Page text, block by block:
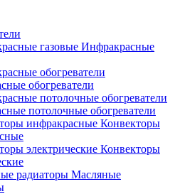
Инфракрасные
обогреватели
потолочные обогреватели
Конвекторы
Конвекторы
Масляные